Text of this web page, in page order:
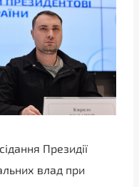
Президії
влад при